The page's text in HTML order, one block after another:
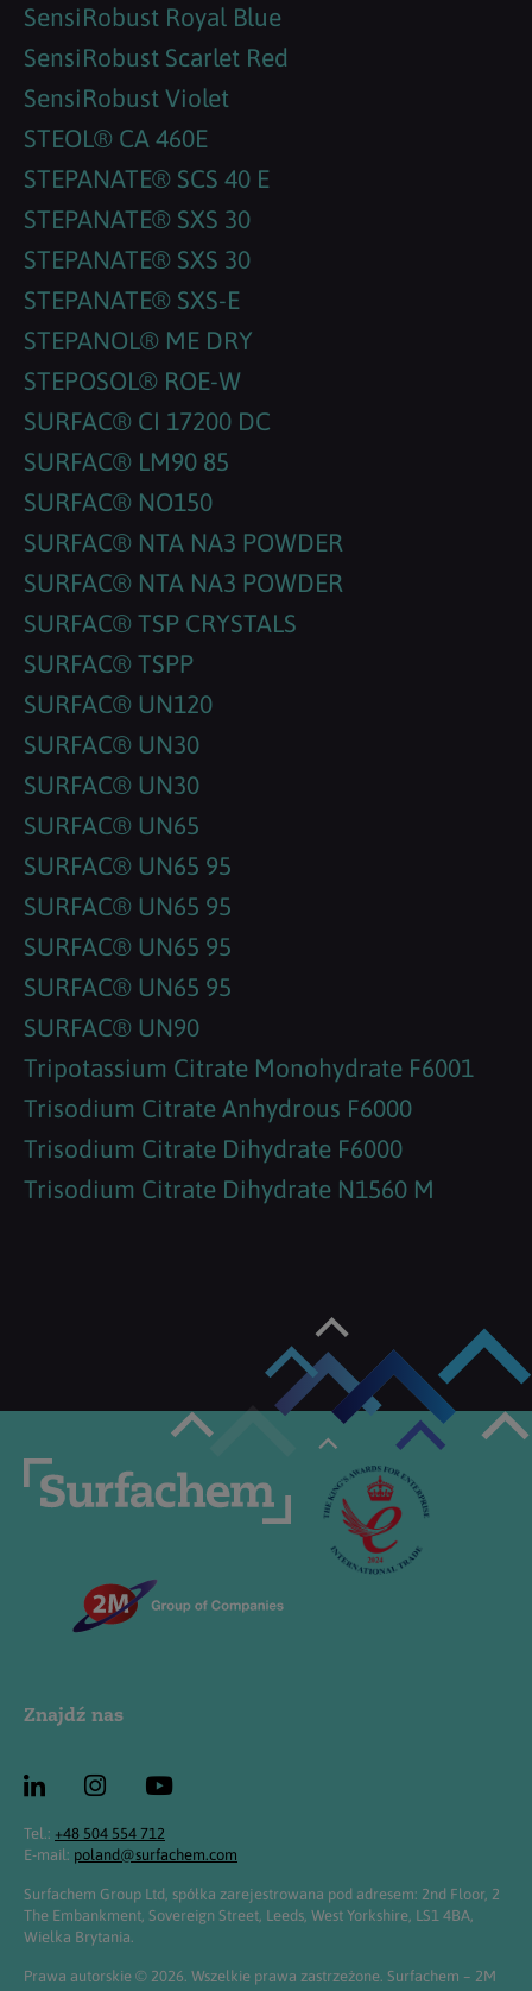
SensiRobust Royal Blue
SensiRobust Scarlet Red
SensiRobust Violet
STEOL® CA 460E
STEPANATE® SCS 40 E
STEPANATE® SXS 30
STEPANATE® SXS 30
STEPANATE® SXS-E
STEPANOL® ME DRY
STEPOSOL® ROE-W
SURFAC® CI 17200 DC
SURFAC® LM90 85
SURFAC® NO150
SURFAC® NTA NA3 POWDER
SURFAC® NTA NA3 POWDER
SURFAC® TSP CRYSTALS
SURFAC® TSPP
SURFAC® UN120
SURFAC® UN30
SURFAC® UN30
SURFAC® UN65
SURFAC® UN65 95
SURFAC® UN65 95
SURFAC® UN65 95
SURFAC® UN65 95
SURFAC® UN90
Tripotassium Citrate Monohydrate F6001
Trisodium Citrate Anhydrous F6000
Trisodium Citrate Dihydrate F6000
Trisodium Citrate Dihydrate N1560 M
Znajdź nas
Tel.: +48 504 554 712
E-mail: poland@surfachem.com
Surfachem Group Ltd, spółka zarejestrowana pod adresem: 2nd Floor, 2
The Embankment, Sovereign Street, Leeds, West Yorkshire, LS1 4BA,
Wielka Brytania.
Prawa autorskie © 2026. Wszelkie prawa zastrzeżone. Surfachem – 2M